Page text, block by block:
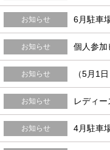
お知らせ 6月駐車
お知らせ 個人参加
お知らせ （5月1
お知らせ レディ
お知らせ 4月駐車